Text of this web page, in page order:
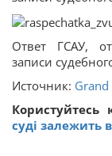
Ответ ГСАУ,
записи
Источник:
Користуйтесь
суді залежить